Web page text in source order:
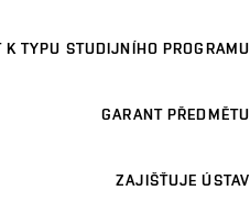
K TYPU STUDIJNÍHO PROGRAMU
GARANT PŘEDMĚTU
ZAJIŠŤUJE ÚSTAV